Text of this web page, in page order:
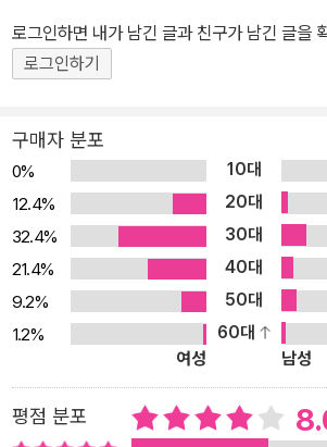
00회가 넘는 대리 교정을 수행한 파워블로거입
에서 꼭 슬리퍼를 끄는 상사에게 저항할 방법
게 웃기고 늘 화가 나 있고 교수XX를 X로 XX
고 보니 문창과를 나왔으며, 노동자 집안에서
과는 다른 입장에서 이 세상을 바꾸려는 사상
을요. 2018년 9월에서 2024년 4월까지 유리
문들을 엮으면서 저는 너무 많이 웃은 끝에 이
다. 이런 말은 좀 그렇지만 막상 교정지의 오
지 못하는 방구석 정덕(정치 오타쿠)이 난맥
학에 관해 늘어놓는 이야기에서 힘을 얻은 것
총선에서 자신이 속한 당의 실패에 대해 쓴 마
로그인하면 내가 남긴 글과 친구가 남긴 글을
로그인하기
구매자 분포
0% 10대
12.4%
20대
32.4%
30대
21.4%
40대
9.2%
50대
1.2%
60대
여성
남성
평점 분포